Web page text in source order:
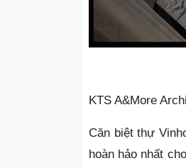
KTS A&More
Căn biệt thự
hoàn hảo nhất